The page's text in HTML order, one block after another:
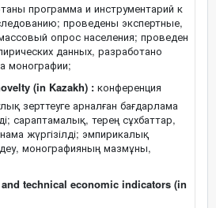
программа и инструментарий к
проведены экспертные,
опрос населения; проведен
данных, разработано
монографии;
(in Kazakh) : конференция
зерттеуге арналған бағдарлама
сараптамалық, терең сұхбаттар,
жүргізілді; эмпирикалық
монографияның мазмұны,
technical economic indicators (in